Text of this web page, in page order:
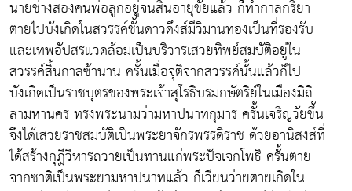
นายช่างสองคนพ่อลูกอยู่จนสิ้นอายุขัยแล้ว ก็ทำกาลกริยา
ตายไปบังเกิดในสวรรค์ชั้นดาวดึงส์มีวิมานทองเป็นที่รองรับ
และเทพอัปสรแวดล้อมเป็นบริวารเสวยทิพย์สมบัติอยู่ใน
สวรรค์สิ้นกาลช้านาน ครั้นเมื่อจุติจากสวรรค์นั้นแล้วก็ไป
บังเกิดเป็นราชบุตรของพระเจ้าสุโรธิบรมกษัตริย์ในเมืองมิถิ
ลามหานคร ทรงพระนามว่ามหาปนาทกุมาร ครั้นเจริญวัยขึ้น
จึงได้เสวยราชสมบัติเป็นพระยาจักรพรรดิราช ด้วยอานิสงส์ที่
ได้สร้างกุฎีวิหารถวายเป็นทานแก่พระปัจเจกโพธิ ครั้นตาย
จากชาติเป็นพระยามหาปนาทแล้ว ก็เวียนว่ายตายเกิดใน